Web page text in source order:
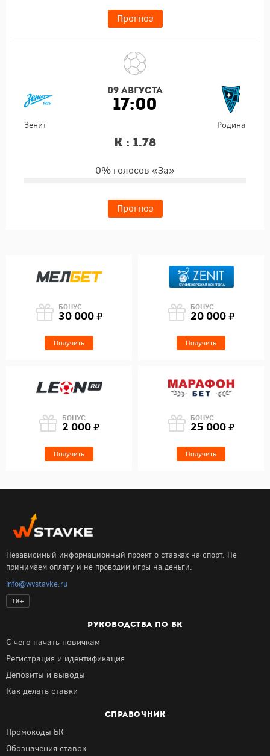
Прогноз
09 августа
17:00
Зенит Родина
К : 1.78
0% голосов «За»
Прогноз
БОНУС
30 000
Получить
БОНУС
20 000
Получить
БОНУС
2 000
Получить
БОНУС
25 000
Получить
Независимый информационный проект о ставках на спорт. Не
принимаем оплату и не проводим игры на деньги.
info@wvstavke.ru
18+
РУКОВОДСТВА ПО БК
С чего начать новичкам
Регистрация и идентификация
Депозиты и выводы
Как делать ставки
СПРАВОЧНИК
Промокоды БК
Обозначения ставок